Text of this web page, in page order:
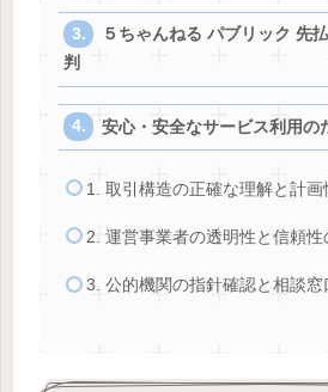
５ちゃんねる パブリック 先
判
安心・安全なサービス利用の
1. 取引構造の正確な理解と計画
2. 運営事業者の透明性と信頼性
3. 公的機関の指針確認と相談窓